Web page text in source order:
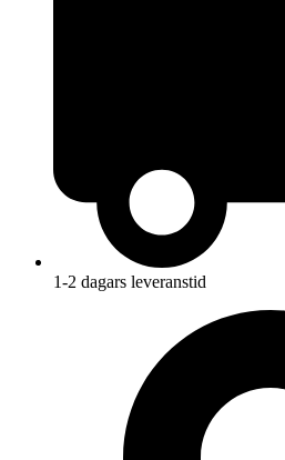
1-2 dagars leveranstid